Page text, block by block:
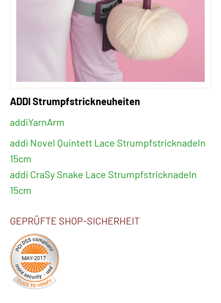
ADDI Strumpfstrickneuheiten
addiYarnArm
addi Novel Quintett Lace Strumpfstricknadeln
15cm
addi CraSy Snake Lace Strumpfstricknadeln
15cm
GEPRÜFTE SHOP-SICHERHEIT